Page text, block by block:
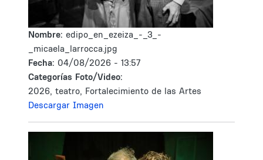
Nombre: edipo_en_ezeiza_-_3_-
_micaela_larrocca.jpg
Fecha: 04/08/2026 - 13:57
Categorías Foto/Video:
2026, teatro, Fortalecimiento de las Artes
Descargar Imagen